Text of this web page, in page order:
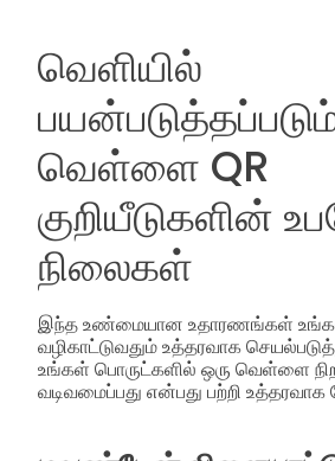
வெளியில்
வெள்ளை QR
குறியீடுகளின்
நிலைகள்
இந்த உண்மையான உதாரணங்கள்
வழிகாட்டுவதும் உத்தரவாக
உங்கள் பொருட்களில் ஒரு வெள்ளை
வடிவமைப்பது என்பது பற்றி